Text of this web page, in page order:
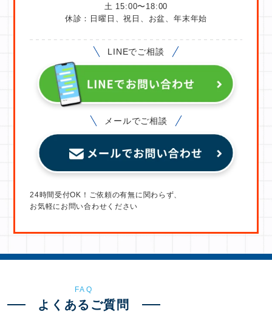
土 15:00〜18:00
休診：日曜日、祝日、お盆、年末年始
LINEでご相談
メールでご相談
24時間受付OK！ご依頼の有無に関わらず、
お気軽にお問い合わせください
FAQ
よくあるご質問